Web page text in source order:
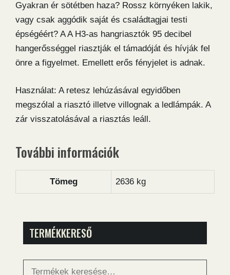
Gyakran ér sötétben haza? Rossz környéken lakik,
vagy csak aggódik saját és családtagjai testi
épségéért? A A H3-as hangriasztók 95 decibel
hangerősséggel riasztják el támadóját és hívják fel
önre a figyelmet. Emellett erős fényjelet is adnak.
Használat: A retesz lehúzásával egyidőben
megszólal a riasztó illetve villognak a ledlámpák. A
zár visszatolásával a riasztás leáll.
További információk
Tömeg 2636 kg
TERMÉKKERESŐ